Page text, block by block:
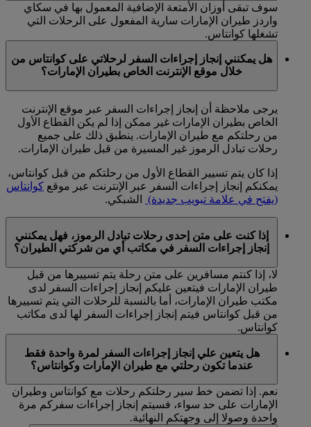
سوف تبقى أوزان الأمتعة الإضافية المعمول بها في سكاي
واردز طيران الإمارات سارية المفعول على الرحلات التي
تشغلها كوانتاس.
هل يمكنني إنجاز إجراءات السفر لرحلاتي على كوانتاس من
خلال موقع الإنترنت الخاص بطيران الإمارات؟
يرجى ملاحظة أن إنجاز إجراءات السفر عبر موقع الإنترنت
الخاص بطيران الإمارات غير ممكن إذا لم يكن القطاع الأول
من رحلتكم مع طيران الإمارات. ينطبق ذلك على جميع
رحلات تبادل الرموز غير المسيرة من قبل طيران الإمارات.
إذا كان يتم تسيير القطاع الأول من رحلتكم من قبل كوانتاس،
يمكنكم إنجاز إجراءات السفر عبر الإنترنت عبر موقع كوانتاس
(يفتح في علامة تبويب جديدة)
الشبكي.
إذا كنت على متن إحدى رحلات تبادل الرموز، فهل يمكنني
إنجاز إجراءات السفر في مكاتب أي من شركتي الطيران؟
لا، إذا كنتم مسافرين على متن رحلة يتم تسييرها من قبل
طيران الإمارات فيتعين عليكم إنجاز إجراءات السفر لدى
مكتب طيران الإمارات، أما بالنسبة للرحلات التي يتم تسييرها
من قبل كوانتاس فيتم إنجاز إجراءات السفر لها لدى مكاتب
كوانتاس.
هل يتعين علي إنجاز إجراءات السفر لمرة واحدة فقط
عندما تكون رحلتي مع طيران الإمارات وكوانتاس؟
نعم. إذا تضمن خط سير رحلتكم رحلات مع كوانتاس وطيران
الإمارات على حد سواء، فسيتم إنجاز إجراءات سفركم مرة
واحدة وصولا إلى وجهتكم النهائية.